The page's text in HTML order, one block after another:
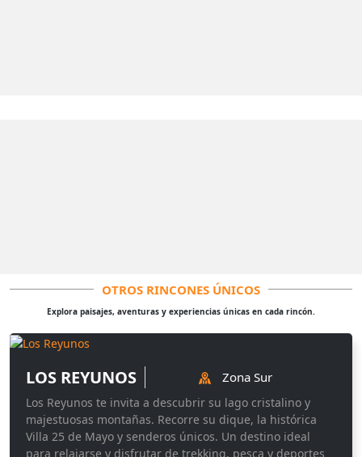
OTROS RINCONES ÚNICOS
Explora paisajes, aventuras y experiencias únicas en cada rincón.
LOS REYUNOS Zona Sur
Los Reyunos te invita a descubrir su lago cristalino y
majestuosas montañas. Recorre su dique, la histórica
Villa 25 de Mayo y senderos únicos. Un destino ideal
para relajarse y disfrutar de trekking, pesca y deportes